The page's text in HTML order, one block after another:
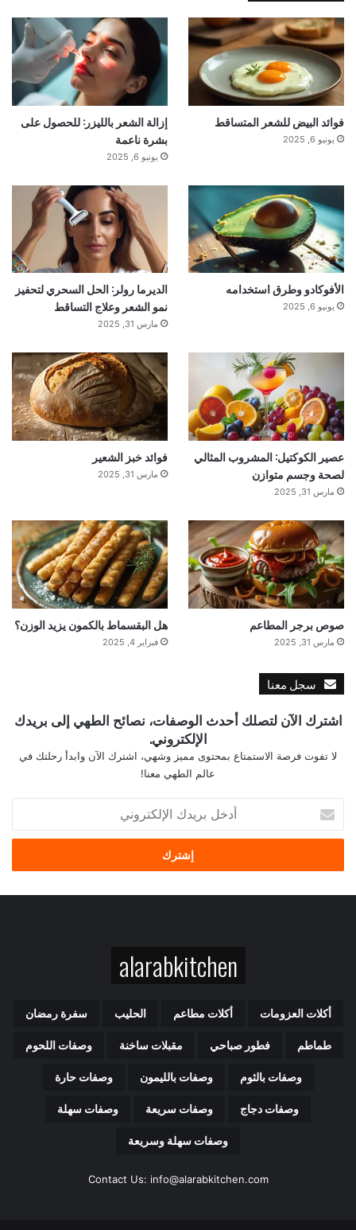
فوائد البيض للشعر المتساقط
يونيو 6, 2025
إزالة الشعر بالليزر: للحصول على
بشرة ناعمة
يونيو 6, 2025
الأفوكادو وطرق استخدامه
يونيو 6, 2025
الديرما رولر: الحل السحري لتحفيز
نمو الشعر وعلاج التساقط
مارس 31, 2025
عصير الكوكتيل: المشروب المثالي
لصحة وجسم متوازن
مارس 31, 2025
فوائد خبز الشعير
مارس 31, 2025
صوص برجر المطاعم
مارس 31, 2025
هل البقسماط بالكمون يزيد الوزن؟
فبراير 4, 2025
سجل معنا
اشترك الآن لتصلك أحدث الوصفات، نصائح الطهي إلى بريدك
الإلكتروني.
لا تفوت فرصة الاستمتاع بمحتوى مميز وشهي، اشترك الآن وابدأ رحلتك في
عالم الطهي معنا!
بريدك
الإلكتروني
alarabkitchen
أكلات العزومات أكلات مطاعم الحليب سفرة رمضان
طماطم فطور صباحي مقبلات ساخنة وصفات اللحوم
وصفات بالثوم وصفات بالليمون وصفات حارة
وصفات دجاج وصفات سريعة وصفات سهلة
وصفات سهلة وسريعة
Contact Us: info@alarabkitchen.com